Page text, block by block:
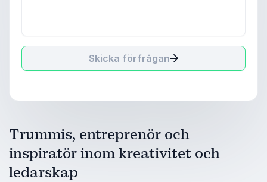
Skicka förfrågan
Trummis, entreprenör och
inspiratör inom kreativitet och
ledarskap